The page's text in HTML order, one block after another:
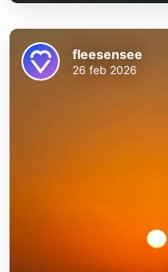
fleesensee
26 feb 2026